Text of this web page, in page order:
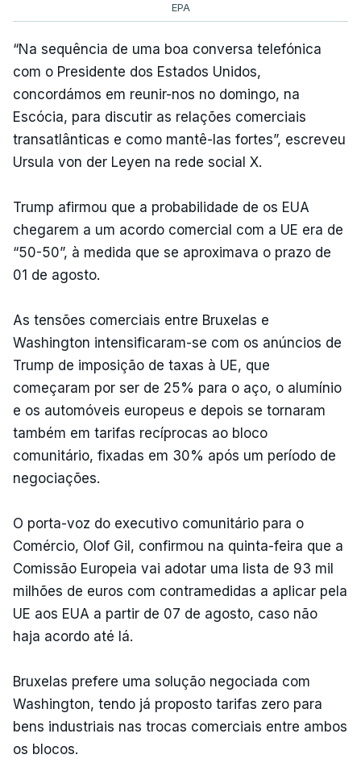
EPA
“Na sequência de uma boa conversa telefónica
com o Presidente dos Estados Unidos,
concordámos em reunir-nos no domingo, na
Escócia, para discutir as relações comerciais
transatlânticas e como mantê-las fortes”, escreveu
Ursula von der Leyen na rede social X.
Trump afirmou que a probabilidade de os EUA
chegarem a um acordo comercial com a UE era de
“50-50”, à medida que se aproximava o prazo de
01 de agosto.
As tensões comerciais entre Bruxelas e
Washington intensificaram-se com os anúncios de
Trump de imposição de taxas à UE, que
começaram por ser de 25% para o aço, o alumínio
e os automóveis europeus e depois se tornaram
também em tarifas recíprocas ao bloco
comunitário, fixadas em 30% após um período de
negociações.
O porta-voz do executivo comunitário para o
Comércio, Olof Gil, confirmou na quinta-feira que a
Comissão Europeia vai adotar uma lista de 93 mil
milhões de euros com contramedidas a aplicar pela
UE aos EUA a partir de 07 de agosto, caso não
haja acordo até lá.
Bruxelas prefere uma solução negociada com
Washington, tendo já proposto tarifas zero para
bens industriais nas trocas comerciais entre ambos
os blocos.